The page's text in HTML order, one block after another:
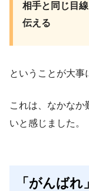
相手と同じ目
伝える
ということが大事
これは、なかなか
いと感じました。
「がんば